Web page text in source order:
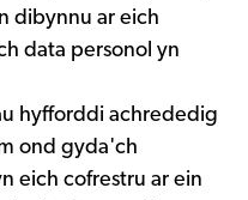
dibynnu ar eich
data personol yn
hyfforddi achrededig
ond gyda'ch
eich cofrestru ar ein